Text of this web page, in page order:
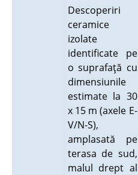
Descoperiri
ceramice
izolate
identificate pe
o suprafaţă cu
dimensiunile
estimate la 30
x 15 m (axele E-
V/N-S),
amplasată pe
terasa de sud,
malul drept al